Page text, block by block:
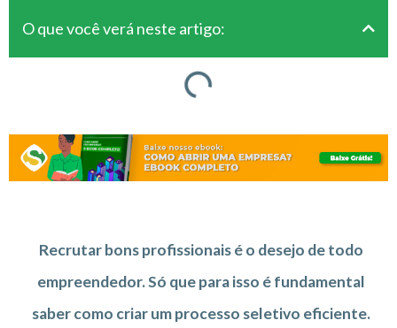
O que você verá neste artigo:
Recrutar bons profissionais é o desejo de todo
empreendedor. Só que para isso é fundamental
saber como criar um processo seletivo eficiente.